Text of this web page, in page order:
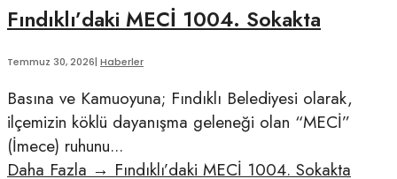
Fındıklı’daki MECİ 1004. Sokakta
Temmuz 30, 2026| Haberler
Basına ve Kamuoyuna; Fındıklı Belediyesi olarak,
ilçemizin köklü dayanışma geleneği olan “MECİ”
(İmece) ruhunu...
Daha Fazla → Fındıklı’daki MECİ 1004. Sokakta